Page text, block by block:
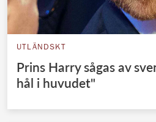
UTLÄNDSKT
Prins Harry sågas av
hål i huvudet"